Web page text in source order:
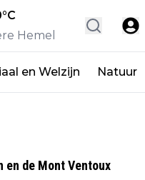
°C
Hemel
en Welzijn Natuur
en de Mont Ventoux